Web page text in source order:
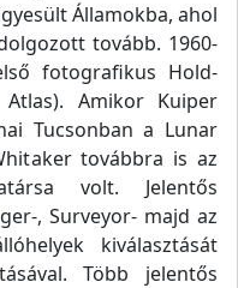
Államokba, ahol
tovább. 1960-
fotografikus Hold-
Amikor Kuiper
Tucsonban a Lunar
továbbra is az
volt. Jelentős
, Surveyor- majd az
kiválasztását
Több jelentős